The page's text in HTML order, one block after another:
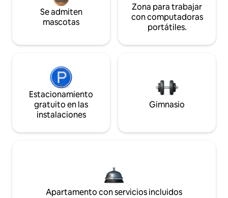
Se admiten
mascotas
Zona para trabajar
con computadoras
portátiles.
Estacionamiento
gratuito en las
instalaciones
Gimnasio
Apartamento con servicios incluidos